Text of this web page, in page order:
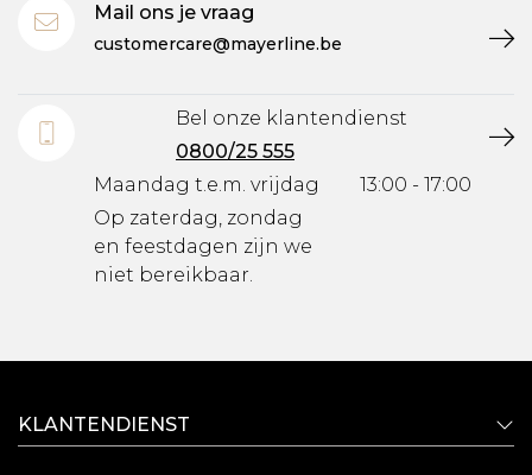
Mail ons je vraag
customercare@mayerline.be
Bel onze klantendienst
0800/25 555
Maandag t.e.m. vrijdag
Op zaterdag, zondag
en feestdagen zijn we
niet bereikbaar.
13:00 - 17:00
KLANTENDIENST